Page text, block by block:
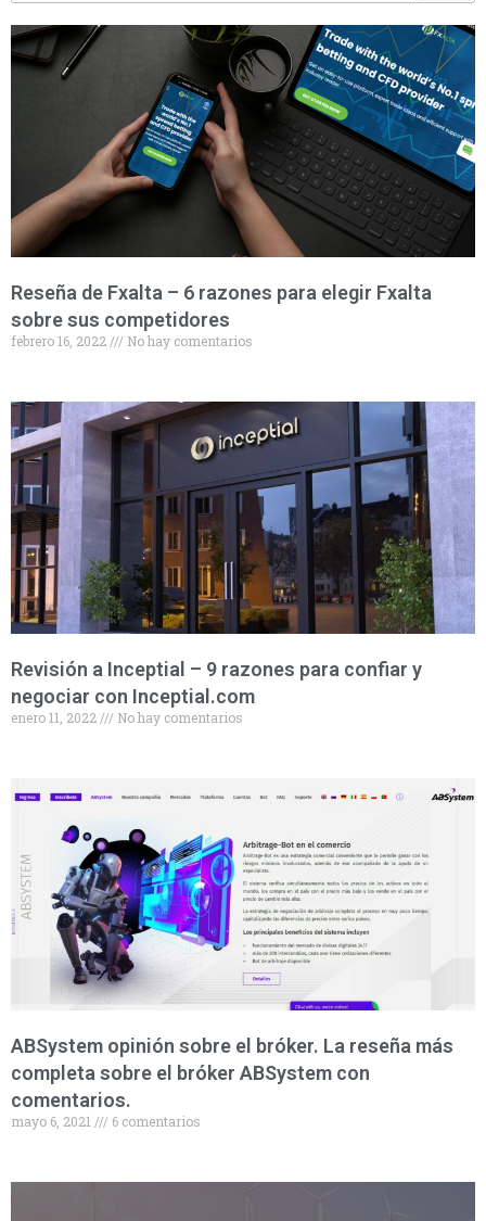
Reseña de Fxalta – 6 razones para elegir Fxalta
sobre sus competidores
febrero 16, 2022 No hay comentarios
Revisión a Inceptial – 9 razones para confiar y
negociar con Inceptial.com
enero 11, 2022 No hay comentarios
ABSystem opinión sobre el bróker. La reseña más
completa sobre el bróker ABSystem con
comentarios.
mayo 6, 2021 6 comentarios